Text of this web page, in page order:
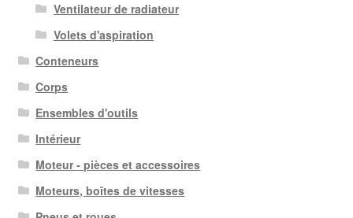
Ventilateur de radiateur
Volets d'aspiration
Conteneurs
Corps
Ensembles d'outils
Intérieur
Moteur - pièces et accessoires
Moteurs, boîtes de vitesses